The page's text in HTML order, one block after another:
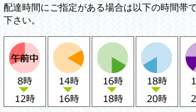
配達時間にご指定がある場合は以下の時間帯
下さい。